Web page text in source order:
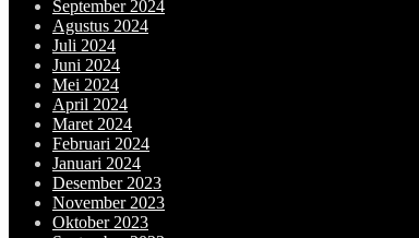
September 2024
Agustus 2024
Juli 2024
Juni 2024
Mei 2024
April 2024
Maret 2024
Februari 2024
Januari 2024
Desember 2023
November 2023
Oktober 2023